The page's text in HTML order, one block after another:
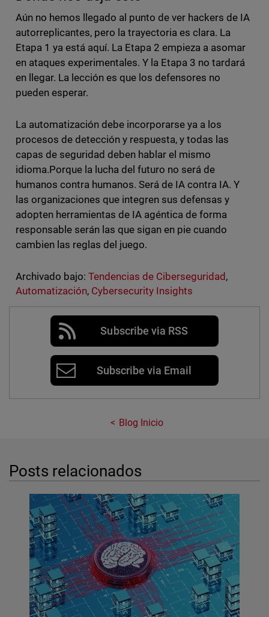
Aún no hemos llegado al punto de ver hackers de IA
autorreplicantes, pero la trayectoria es clara. La
Etapa 1 ya está aquí. La Etapa 2 empieza a asomar
en ataques experimentales. Y la Etapa 3 no tardará
en llegar. La lección es que los defensores no
pueden esperar.
La automatización debe incorporarse ya a los
procesos de detección y respuesta, y todas las
capas de seguridad deben hablar el mismo
idioma.Porque la lucha del futuro no será de
humanos contra humanos. Será de IA contra IA. Y
las organizaciones que integren sus defensas y
adopten herramientas de IA agéntica de forma
responsable serán las que sigan en pie cuando
cambien las reglas del juego.
Archivado bajo: Tendencias de Ciberseguridad ,
Automatización, Cybersecurity Insights
Subscribe via RSS
Subscribe via Email
Blog Inicio
Posts relacionados